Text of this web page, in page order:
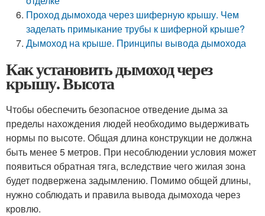
Проход дымохода через шиферную крышу. Чем
заделать примыкание трубы к шиферной крыше?
Дымоход на крыше. Принципы вывода дымохода
Как установить дымоход через
крышу. Высота
Чтобы обеспечить безопасное отведение дыма за
пределы нахождения людей необходимо выдерживать
нормы по высоте. Общая длина конструкции не должна
быть менее 5 метров. При несоблюдении условия может
появиться обратная тяга, вследствие чего жилая зона
будет подвержена задымлению. Помимо общей длины,
нужно соблюдать и правила вывода дымохода через
кровлю.